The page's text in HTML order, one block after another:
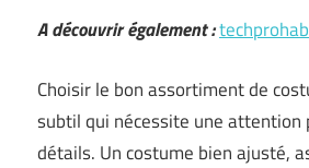
A découvrir également :
Choisir le bon assortiment de
subtil qui nécessite une attention
détails. Un costume bien ajusté,